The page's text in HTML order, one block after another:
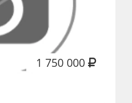
1 750 000